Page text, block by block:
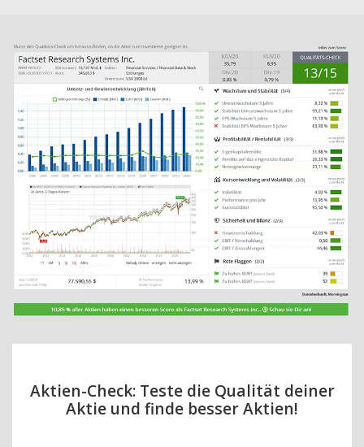
Aktien-Check: Teste die Qualität deiner
Aktie und finde besser Aktien!